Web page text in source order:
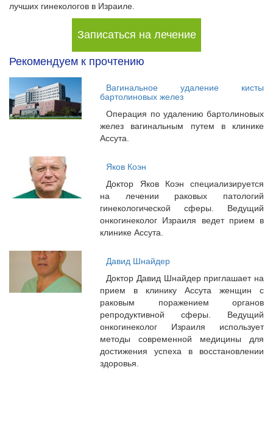
лучших гинекологов в Израиле.
Записаться на лечение
Рекомендуем к прочтению
Вагинальное удаление кисты
бартолиновых желез
Операция по удалению бартолиновых
желез вагинальным путем в клинике
Ассута.
Яков Коэн
Доктор Яков Коэн специализируется
на лечении раковых патологий
гинекологической сферы. Ведущий
онкогинеколог Израиля ведет прием в
клинике Ассута.
Давид Шнайдер
Доктор Давид Шнайдер приглашает на
прием в клинику Ассута женщин с
раковым поражением органов
репродуктивной сферы. Ведущий
онкогинеколог Израиля использует
методы современной медицины для
достижения успеха в восстановлении
здоровья.